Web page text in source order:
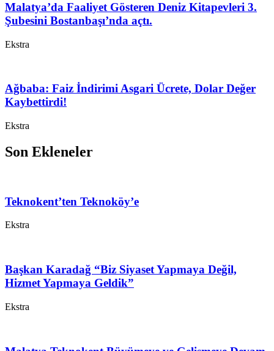
Malatya’da Faaliyet Gösteren Deniz Kitapevleri 3.
Şubesini Bostanbaşı’nda açtı.
Ekstra
Ağbaba: Faiz İndirimi Asgari Ücrete, Dolar Değer
Kaybettirdi!
Ekstra
Son Ekleneler
Teknokent’ten Teknoköy’e
Ekstra
Başkan Karadağ “Biz Siyaset Yapmaya Değil,
Hizmet Yapmaya Geldik”
Ekstra